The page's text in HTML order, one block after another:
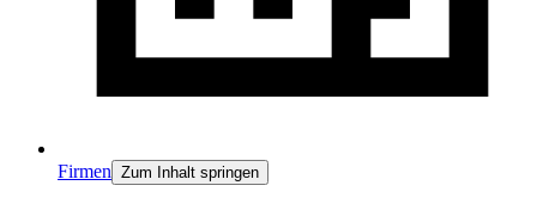
Firmen Zum Inhalt springen